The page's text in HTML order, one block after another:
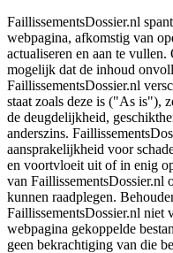
FaillissementsDossier.nl
webpagina, afkomstig van
actualiseren en aan te vullen.
mogelijk dat de inhoud
FaillissementsDossier.nl
staat zoals deze is ("As is"),
de deugdelijkheid,
anderszins.
aansprakelijkheid voor
en voortvloeit uit of in enig
van FaillissementsDossier.nl
kunnen raadplegen.
FaillissementsDossier.nl niet
webpagina gekoppelde
geen bekrachtiging van die